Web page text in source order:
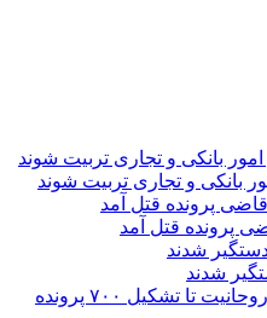
و تجاری تربیت شوند
پرونده قتل آمد